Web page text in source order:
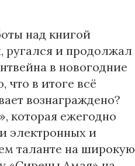
над книгой
ругался и продолжал
в новогодние
что в итоге всё
вознаграждено?
которая ежегодно
электронных и
таланте на широкую